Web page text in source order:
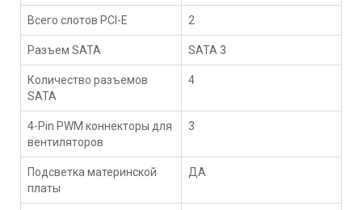
Всего слотов PCI-E 2
Разъем SATA SATA 3
Количество разъемов
SATA
4
4-Pin PWM коннекторы для
вентиляторов
3
Подсветка материнской
платы
ДА